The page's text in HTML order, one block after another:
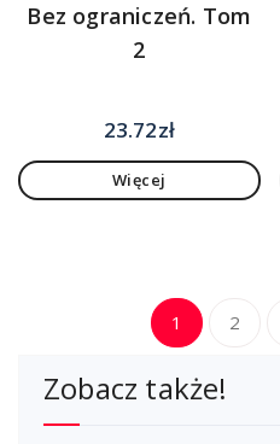
Bez ograniczeń. Tom
2
23.72zł
Więcej
1 2
Zobacz także!